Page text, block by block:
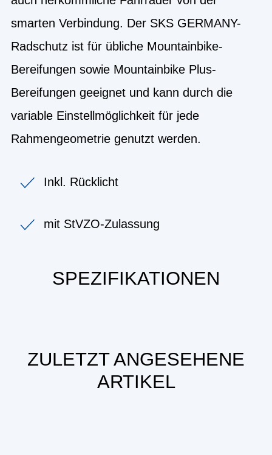
smarten Verbindung. Der SKS GERMANY-
Radschutz ist für übliche Mountainbike-
Bereifungen sowie Mountainbike Plus-
Bereifungen geeignet und kann durch die
variable Einstellmöglichkeit für jede
Rahmengeometrie genutzt werden.
Inkl. Rücklicht
mit StVZO-Zulassung
SPEZIFIKATIONEN
ZULETZT ANGESEHENE
ARTIKEL